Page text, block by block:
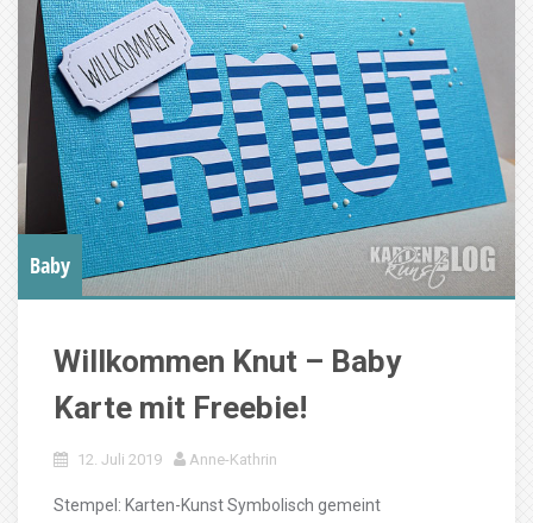
Baby
Willkommen Knut – Baby
Karte mit Freebie!
12. Juli 2019 Anne-Kathrin
Stempel: Karten-Kunst Symbolisch gemeint